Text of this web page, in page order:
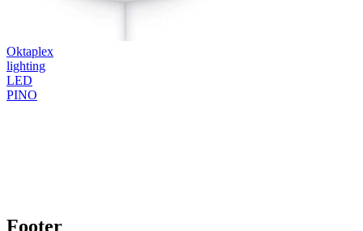
Oktaplex
lighting
LED
PINO
Footer